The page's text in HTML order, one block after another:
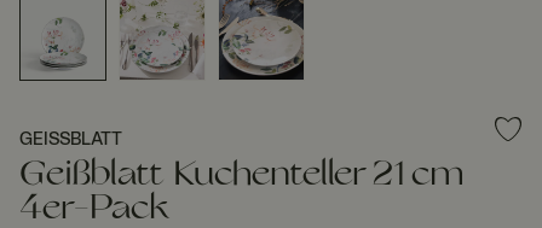
GEISSBLATT
Geißblatt Kuchenteller 21 cm
4er-Pack